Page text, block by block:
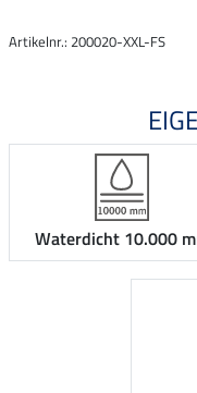
Artikelnr.: 200020-XXL-FS
Waterdicht 10.000